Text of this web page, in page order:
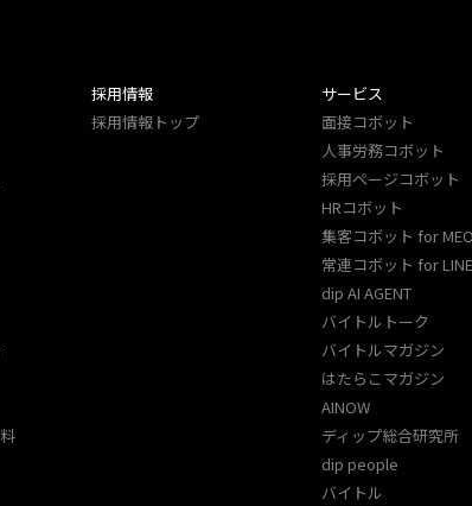
採用情報
採用情報トップ
サービス
面接コボット
人事労務コボット​
採用ページコボット​
HRコボット
集客コボット for
常連コボット for LINE​
dip AI AGENT
バイトルトーク
バイトルマガジン
はたらこマガジン
AINOW
ディップ総合研究所
dip people
バイトル